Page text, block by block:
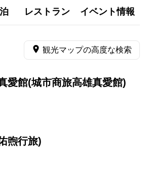
レストラン イベント情報
観光マップの高度な検索
愛館(城市商旅高雄真愛館)
煦行旅)